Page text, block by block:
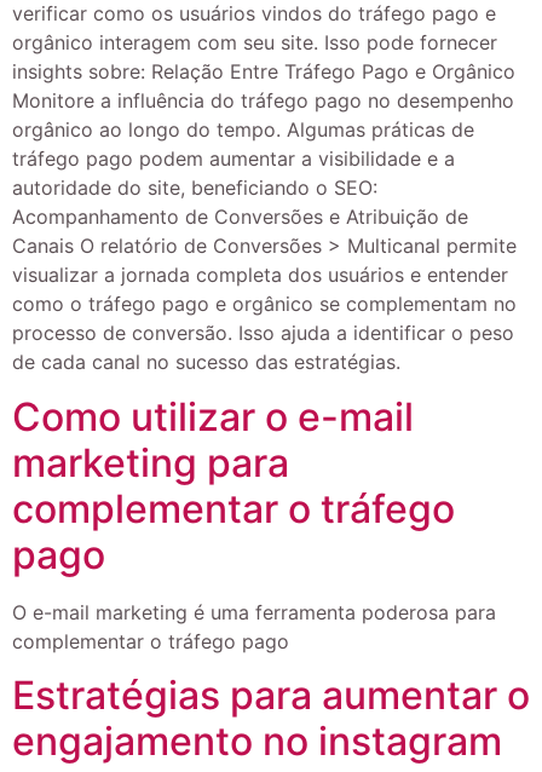
verificar como os usuários vindos do tráfego pago e
orgânico interagem com seu site. Isso pode fornecer
insights sobre: Relação Entre Tráfego Pago e Orgânico
Monitore a influência do tráfego pago no desempenho
orgânico ao longo do tempo. Algumas práticas de
tráfego pago podem aumentar a visibilidade e a
autoridade do site, beneficiando o SEO:
Acompanhamento de Conversões e Atribuição de
Canais O relatório de Conversões > Multicanal permite
visualizar a jornada completa dos usuários e entender
como o tráfego pago e orgânico se complementam no
processo de conversão. Isso ajuda a identificar o peso
de cada canal no sucesso das estratégias.
Como utilizar o e-mail
marketing para
complementar o tráfego
pago
O e-mail marketing é uma ferramenta poderosa para
complementar o tráfego pago
Estratégias para aumentar o
engajamento no instagram